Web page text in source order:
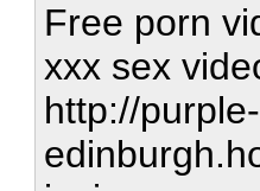
Free porn
xxx sex
http://purple-